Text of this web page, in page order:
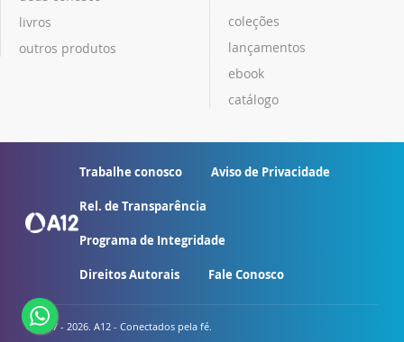
livros
outros produtos
coleções
lançamentos
ebook
catálogo
Trabalhe conosco Aviso de Privacidade
Rel. de Transparência
Programa de Integridade
Direitos Autorais Fale Conosco
© 2007 - 2026. A12 - Conectados pela fé.